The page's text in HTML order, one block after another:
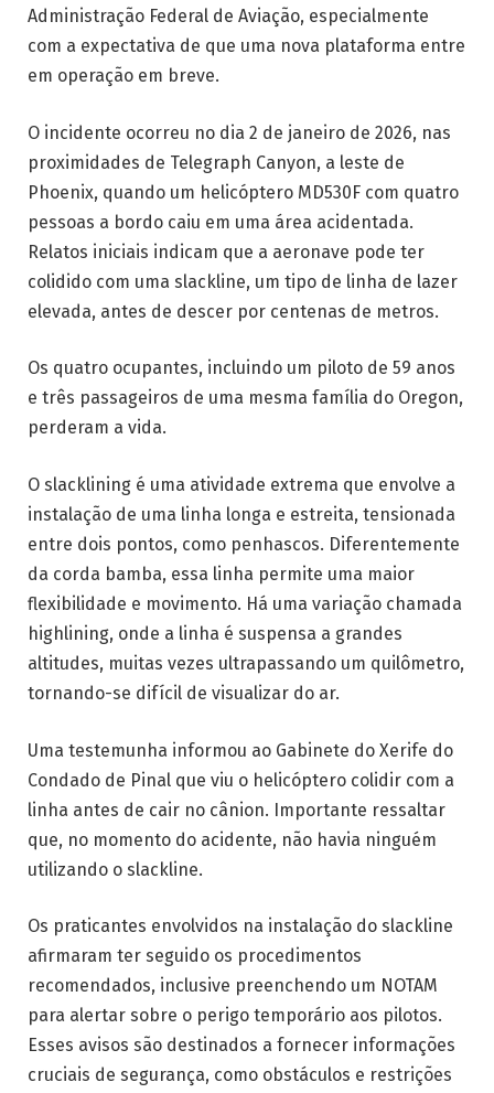
Administração Federal de Aviação, especialmente
com a expectativa de que uma nova plataforma entre
em operação em breve.
O incidente ocorreu no dia 2 de janeiro de 2026, nas
proximidades de Telegraph Canyon, a leste de
Phoenix, quando um helicóptero MD530F com quatro
pessoas a bordo caiu em uma área acidentada.
Relatos iniciais indicam que a aeronave pode ter
colidido com uma slackline, um tipo de linha de lazer
elevada, antes de descer por centenas de metros.
Os quatro ocupantes, incluindo um piloto de 59 anos
e três passageiros de uma mesma família do Oregon,
perderam a vida.
O slacklining é uma atividade extrema que envolve a
instalação de uma linha longa e estreita, tensionada
entre dois pontos, como penhascos. Diferentemente
da corda bamba, essa linha permite uma maior
flexibilidade e movimento. Há uma variação chamada
highlining, onde a linha é suspensa a grandes
altitudes, muitas vezes ultrapassando um quilômetro,
tornando-se difícil de visualizar do ar.
Uma testemunha informou ao Gabinete do Xerife do
Condado de Pinal que viu o helicóptero colidir com a
linha antes de cair no cânion. Importante ressaltar
que, no momento do acidente, não havia ninguém
utilizando o slackline.
Os praticantes envolvidos na instalação do slackline
afirmaram ter seguido os procedimentos
recomendados, inclusive preenchendo um NOTAM
para alertar sobre o perigo temporário aos pilotos.
Esses avisos são destinados a fornecer informações
cruciais de segurança, como obstáculos e restrições